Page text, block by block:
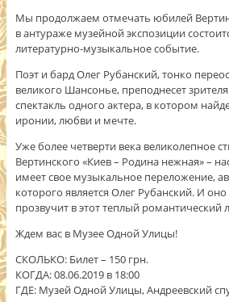
Мы продолжаем отмечать юбилей
в антураже музейной экспозиции
литературно-музыкальное событие.
Поэт и бард Олег Рубанский, тонко
великого Шансонье, преподнесет
спектакль одного актера, в котором
иронии, любви и мечте.
Уже более четверти века великолепное
Вертинского «Киев – Родина нежная» –
имеет свое музыкальное переложение,
которого является Олег Рубанский. И
прозвучит в этот теплый романтический
Ждем вас в Музее Одной Улицы!
СКОЛЬКО: Билет – 150 грн.
КОГДА: 08.06.2019 в 18:00
ГДЕ: Музей Одной Улицы, Андреевский